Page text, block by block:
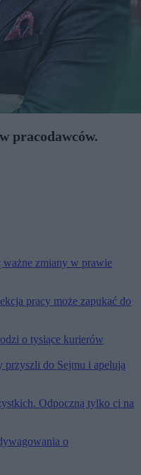
pracodawców.
zmiany w prawie
pracy może zapukać do
o tysiące kurierów
do Sejmu i apelują
Odpoczną tylko ci na
o